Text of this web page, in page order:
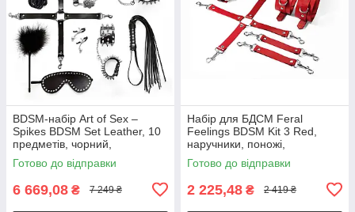
BDSM-набір Art of Sex –
Spikes BDSM Set Leather, 10
предметів, чорний,
натуральна шкіра
Готово до відправки
6 669,08 ₴ 7 249 ₴
Набір для БДСМ Feral
Feelings BDSM Kit 3 Red,
наручники, поножі,
хрестовина
Готово до відправки
2 225,48 ₴ 2 419 ₴